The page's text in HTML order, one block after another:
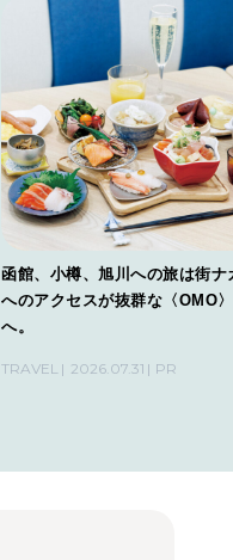
函館、小樽、旭川への旅は街ナ
へのアクセスが抜群な〈OMO〉
へ。
TRAVEL 2026.07.31 PR